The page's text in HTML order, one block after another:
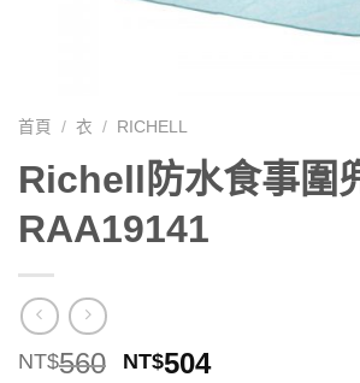
首頁 / 衣 / RICHELL
Richell防水食事圍
RAA19141
NT$560 NT$504